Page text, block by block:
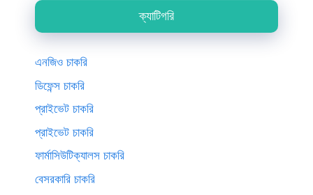
ক্যাটিগরি
এনজিও চাকরি
ডিফেন্স চাকরি
প্রাইভেট চাকরি
প্রাইভেট চাকরি
ফার্মাসিউটিক্যালস চাকরি
বেসরকারি চাকরি